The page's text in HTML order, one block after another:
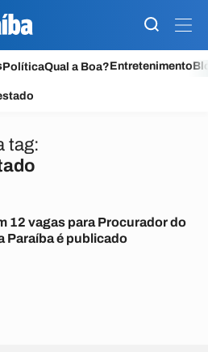
PolíticaQual a Boa?Entretenimento
tag:
12 vagas para Procurador do
Paraíba é publicado